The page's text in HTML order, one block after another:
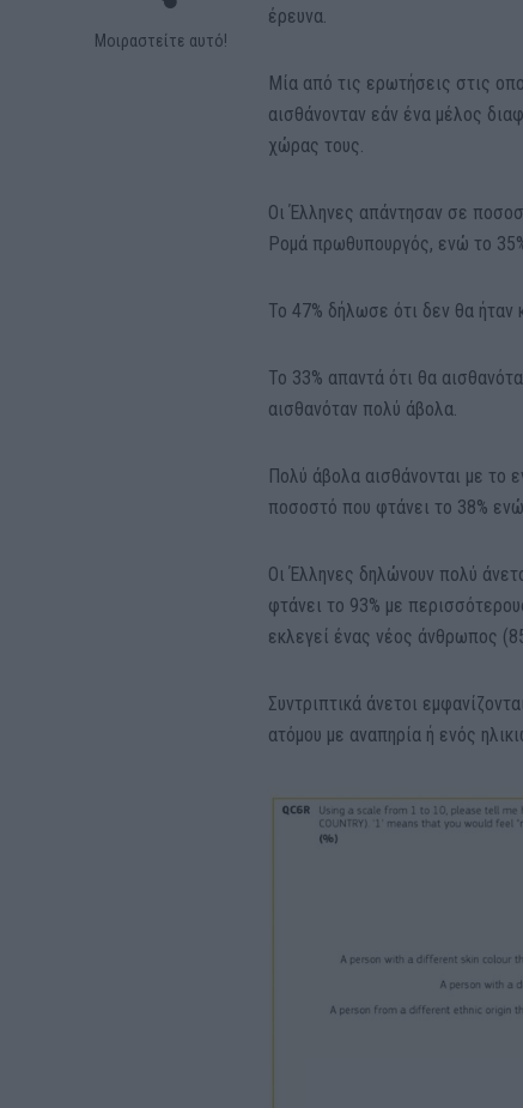
Μοιραστείτε αυτό!
έρευνα.
Μία από τις ερωτήσεις στις
αισθάνονταν εάν ένα μέλος
χώρας τους.
Οι Έλληνες απάντησαν σε
Ρομά πρωθυπουργός, ενώ το
Το 47% δήλωσε ότι δεν θα
Το 33% απαντά ότι θα
αισθανόταν πολύ άβολα.
Πολύ άβολα αισθάνονται με το
ποσοστό που φτάνει το 38%
Οι Έλληνες δηλώνουν πολύ
φτάνει το 93% με
εκλεγεί ένας νέος άνθρωπος
Συντριπτικά άνετοι
ατόμου με αναπηρία ή ενός